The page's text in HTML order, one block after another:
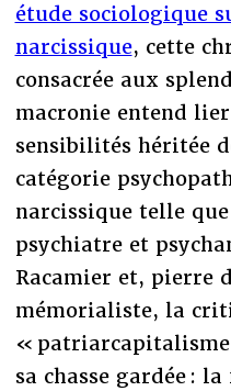
étude sociologique
narcissique, cette
consacrée aux
macronie entend
sensibilités héritée
catégorie
narcissique telle
psychiatre et
Racamier et, pierre
mémorialiste, la
«
sa chasse gardée :